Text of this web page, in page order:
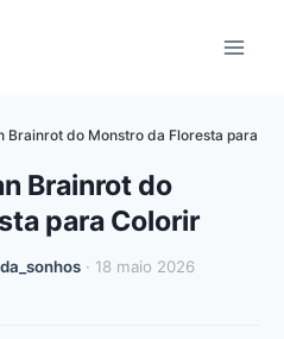
Brainrot do Monstro da Floresta para
Brainrot do
para Colorir
· 18 maio 2026